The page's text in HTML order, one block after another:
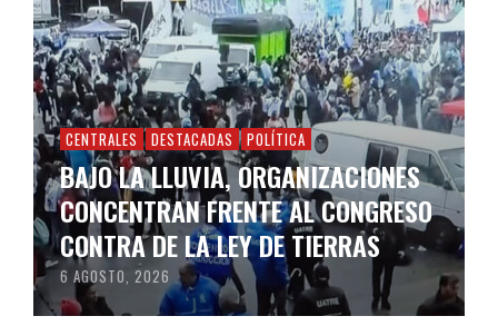
CENTRALES DESTACADAS POLÍTICA
BAJO LA LLUVIA, ORGANIZACIONES
CONCENTRAN FRENTE AL CONGRESO
CONTRA DE LA LEY DE TIERRAS
6 AGOSTO, 2026